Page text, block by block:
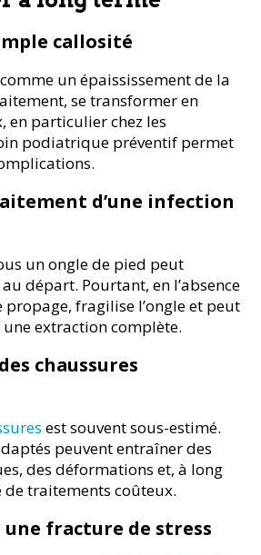
callosité
un épaississement de la
se transformer en
en particulier chez les
podiatrique préventif permet
d’une infection
un ongle de pied peut
départ. Pourtant, en l’absence
fragilise l’ongle et peut
extraction complète.
chaussures
est souvent sous-estimé.
peuvent entraîner des
des déformations et, à long
de traitements coûteux.
fracture de stress